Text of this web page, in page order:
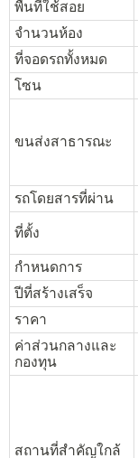
พื้นที่ใช้สอย
จำนวนห้อง
ที่จอดรถทั้งหมด
โซน
ขนส่งสาธารณะ
รถโดยสารที่ผ่าน
ที่ตั้ง
กำหนดการ
ปีที่สร้างเสร็จ
ราคา
ค่าส่วนกลางและ
กองทุน
สถานที่สำคัญใกล้